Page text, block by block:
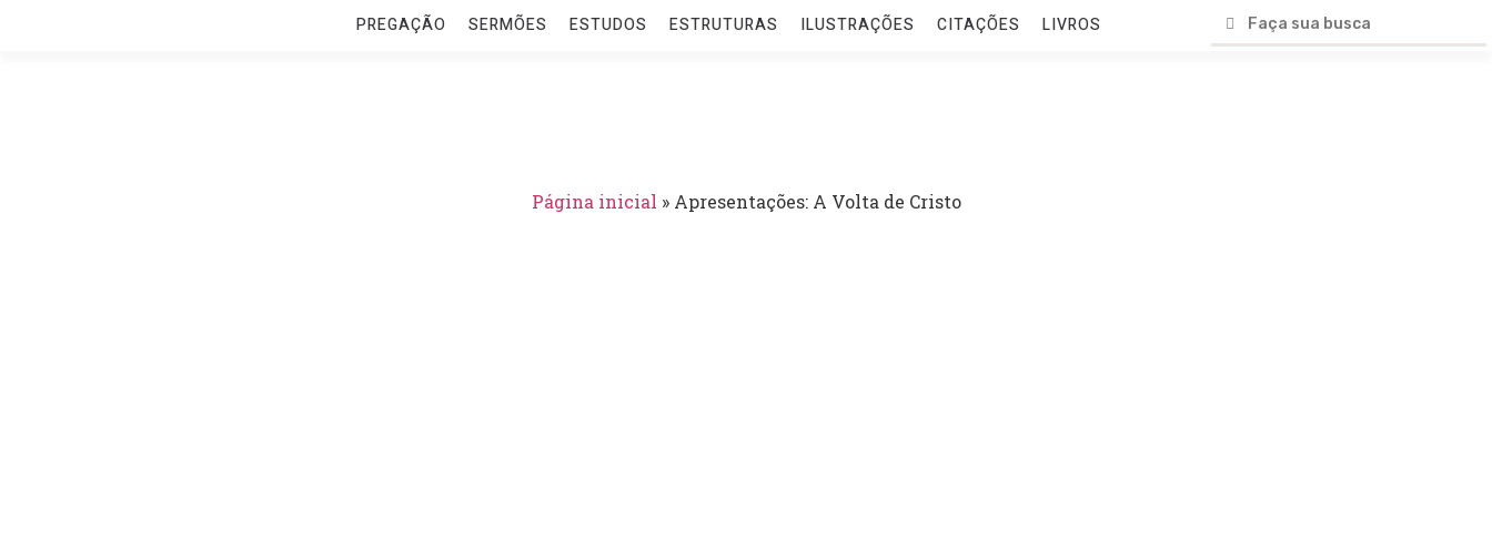
PREGAÇÃO SERMÕES ESTUDOS ESTRUTURAS ILUSTRAÇÕES CITAÇÕES LIVROS
Página inicial » Apresentações: A Volta de Cristo